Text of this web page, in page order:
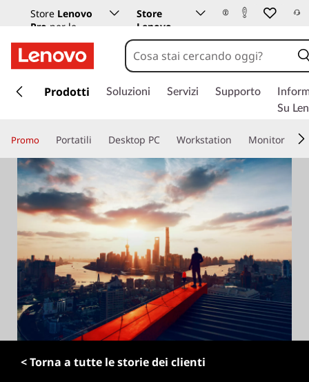
Store Lenovo
Pro per le
aziende
Store
Lenovo
Istruzione
a
a
o
n
u
p
Prodotti Soluzioni Servizi Supporto
Su
Promo Portatili Desktop PC Workstation Monitor
< Torna a tutte le storie dei clienti